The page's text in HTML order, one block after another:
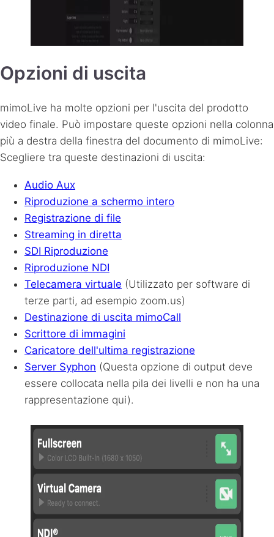
Opzioni di uscita
mimoLive ha molte opzioni per l'uscita del prodotto
video finale. Può impostare queste opzioni nella colonna
più a destra della finestra del documento di mimoLive:
Scegliere tra queste destinazioni di uscita:
Audio Aux
Riproduzione a schermo intero
Registrazione di file
Streaming in diretta
SDI Riproduzione
Riproduzione NDI
Telecamera virtuale (Utilizzato per software di
terze parti, ad esempio zoom.us)
Destinazione di uscita mimoCall
Scrittore di immagini
Caricatore dell'ultima registrazione
Server Syphon (Questa opzione di output deve
essere collocata nella pila dei livelli e non ha una
rappresentazione qui).